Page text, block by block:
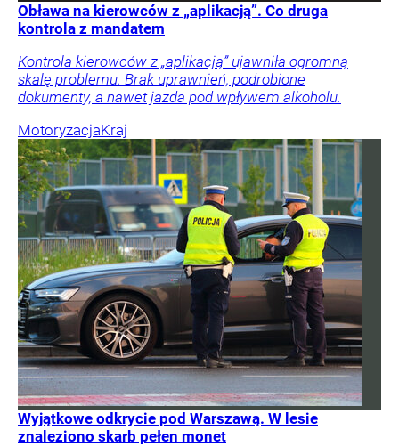
Obława na kierowców z „aplikacją”. Co druga
kontrola z mandatem
Kontrola kierowców z „aplikacją” ujawniła ogromną
skalę problemu. Brak uprawnień, podrobione
dokumenty, a nawet jazda pod wpływem alkoholu.
MotoryzacjaKraj
Wyjątkowe odkrycie pod Warszawą. W lesie
znaleziono skarb pełen monet